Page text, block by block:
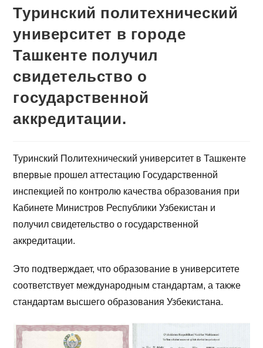
Туринский политехнический
университет в городе
Ташкенте получил
свидетельство о
государственной
аккредитации.
Туринский Политехнический университет в Ташкенте
впервые прошел аттестацию Государственной
инспекцией по контролю качества образования при
Кабинете Министров Республики Узбекистан и
получил свидетельство о государственной
аккредитации.
Это подтверждает, что образование в университете
соответствует международным стандартам, а также
стандартам высшего образования Узбекистана.